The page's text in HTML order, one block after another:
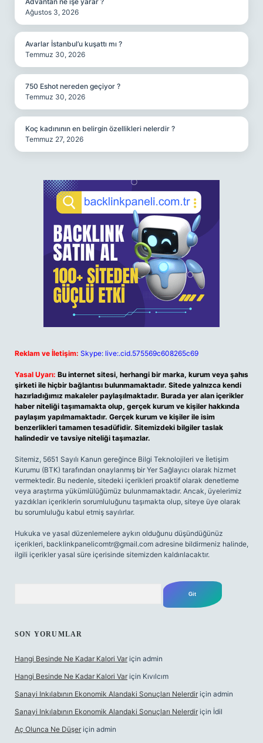
Ağustos 3, 2026
Avarlar İstanbul’u kuşattı mı ?
Temmuz 30, 2026
750 Eshot nereden geçiyor ?
Temmuz 30, 2026
Koç kadınının en belirgin özellikleri nelerdir ?
Temmuz 27, 2026
Reklam ve İletişim: Skype: live:.cid.575569c608265c69
Yasal Uyarı: Bu internet sitesi, herhangi bir marka, kurum veya şahıs
şirketi ile hiçbir bağlantısı bulunmamaktadır. Sitede yalnızca kendi
hazırladığımız makaleler paylaşılmaktadır. Burada yer alan içerikler
haber niteliği taşımamakta olup, gerçek kurum ve kişiler hakkında
paylaşım yapılmamaktadır. Gerçek kurum ve kişiler ile isim
benzerlikleri tamamen tesadüfidir. Sitemizdeki bilgiler taslak
halindedir ve tavsiye niteliği taşımazlar.
Sitemiz, 5651 Sayılı Kanun gereğince Bilgi Teknolojileri ve İletişim
Kurumu (BTK) tarafından onaylanmış bir Yer Sağlayıcı olarak hizmet
vermektedir. Bu nedenle, sitedeki içerikleri proaktif olarak denetleme
veya araştırma yükümlülüğümüz bulunmamaktadır. Ancak, üyelerimiz
yazdıkları içeriklerin sorumluluğunu taşımakta olup, siteye üye olarak
bu sorumluluğu kabul etmiş sayılırlar.
Hukuka ve yasal düzenlemelere aykırı olduğunu düşündüğünüz
içerikleri, backlinkpanelicomtr@gmail.com adresine bildirmeniz halinde,
ilgili içerikler yasal süre içerisinde sitemizden kaldırılacaktır.
SON YORUMLAR
Hangi Besinde Ne Kadar Kalori Var için admin
Hangi Besinde Ne Kadar Kalori Var için Kıvılcım
Sanayi Inkılabının Ekonomik Alandaki Sonuçları Nelerdir için admin
Sanayi Inkılabının Ekonomik Alandaki Sonuçları Nelerdir için İdil
Aç Olunca Ne Düşer için admin